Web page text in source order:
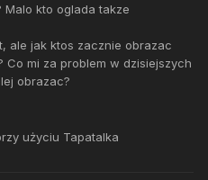
Malo kto oglada takze
ale jak ktos zacznie obrazac
Co mi za problem w dzisiejszych
obrazac?
użyciu Tapatalka